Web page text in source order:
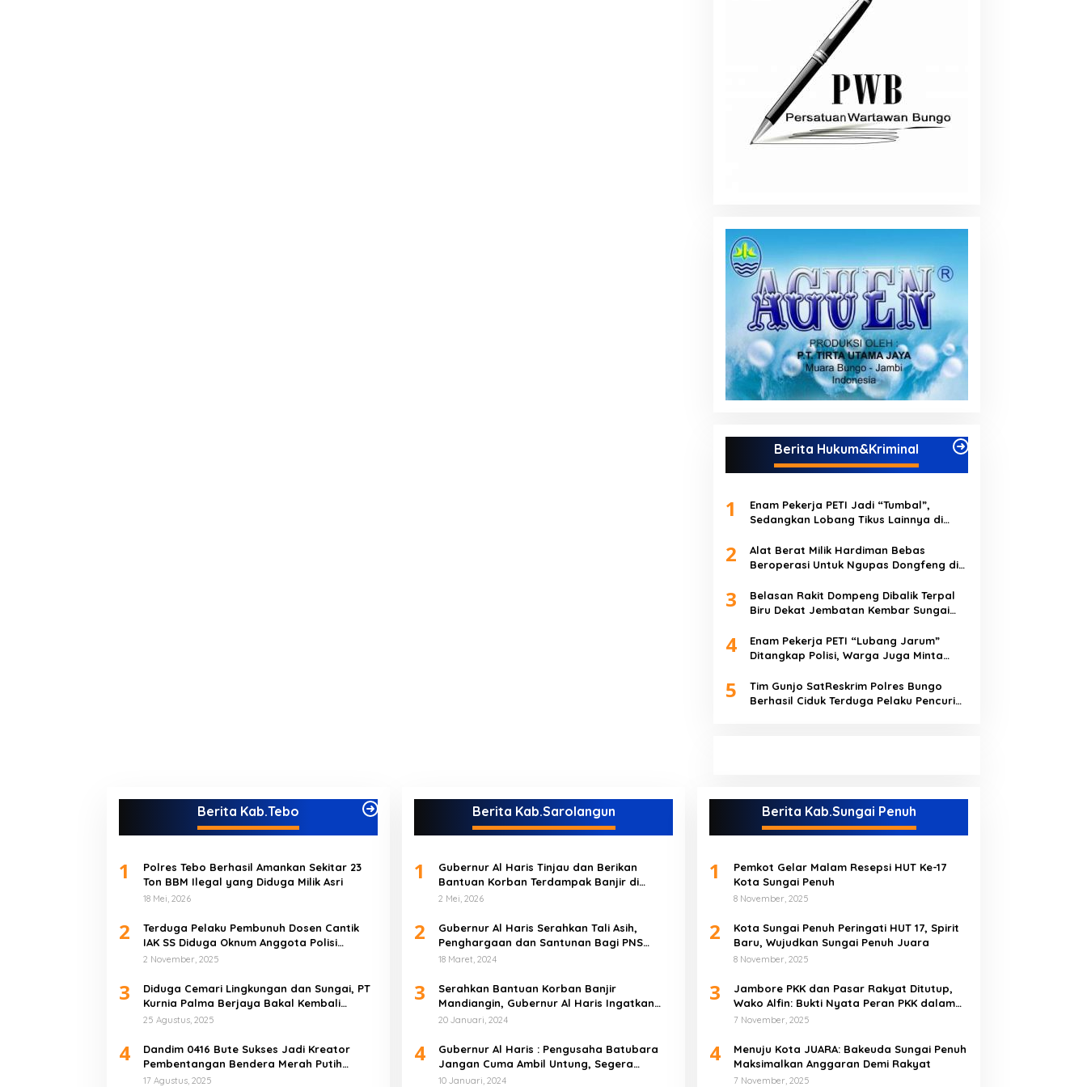
Berita Hukum&Kriminal
1
Enam Pekerja PETI Jadi “Tumbal”,
Sedangkan Lobang Tikus Lainnya di
Beroperasi
2
Alat Berat Milik Hardiman Bebas
Beroperasi Untuk Ngupas Dongfeng di
3
Belasan Rakit Dompeng Dibalik Terpal
Biru Dekat Jembatan Kembar Sungai
4
Enam Pekerja PETI “Lubang Jarum”
Ditangkap Polisi, Warga Juga Minta
5
Tim Gunjo SatReskrim Polres Bungo
Berhasil Ciduk Terduga Pelaku Pencuri
Berita Kab.Tebo
1
Polres Tebo Berhasil Amankan Sekitar 23
Ton BBM Ilegal yang Diduga Milik Asri
18 Mei, 2026
2
Terduga Pelaku Pembunuh Dosen Cantik
IAK SS Diduga Oknum Anggota Polisi
Akhirnya Diringkus di Tebo Tengah
2 November, 2025
3
Diduga Cemari Lingkungan dan Sungai, PT
Kurnia Palma Berjaya Bakal Kembali
Didemo
25 Agustus, 2025
4
Dandim 0416 Bute Sukses Jadi Kreator
Pembentangan Bendera Merah Putih
Raksasa Pada Peringatan HUT RI ke 80 di
17 Agustus, 2025
Berita Kab.Sarolangun
1
Gubernur Al Haris Tinjau dan Berikan
Bantuan Korban Terdampak Banjir di
Kabupaten Sarolangun
2 Mei, 2026
2
Gubernur Al Haris Serahkan Tali Asih,
Penghargaan dan Santunan Bagi PNS
Purnabakti Pemprov Jambi Yang Berada di
18 Maret, 2024
3
Serahkan Bantuan Korban Banjir
Mandiangin, Gubernur Al Haris Ingatkan
Warga Tetap Waspada
20 Januari, 2024
4
Gubernur Al Haris : Pengusaha Batubara
Jangan Cuma Ambil Untung, Segera
Selesaikan Jalan Khusus
10 Januari, 2024
Berita Kab.Sungai Penuh
1
Pemkot Gelar Malam Resepsi HUT Ke-17
Kota Sungai Penuh
8 November, 2025
2
Kota Sungai Penuh Peringati HUT 17, Spirit
Baru, Wujudkan Sungai Penuh Juara
8 November, 2025
3
Jambore PKK dan Pasar Rakyat Ditutup,
Wako Alfin: Bukti Nyata Peran PKK dalam
Mengerak Perekonomian Masyarakat
7 November, 2025
4
Menuju Kota JUARA: Bakeuda Sungai Penuh
Maksimalkan Anggaran Demi Rakyat
7 November, 2025